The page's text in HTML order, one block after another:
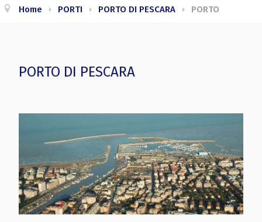
Home PORTI PORTO DI PESCARA PORTO
PORTO DI PESCARA